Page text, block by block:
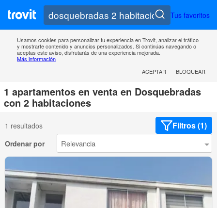
Tus favoritos
Usamos cookies para personalizar tu experiencia en Trovit, analizar el tráfico
y mostrarte contenido y anuncios personalizados. Si continúas navegando o
aceptas este aviso, disfrutarás de una experiencia mejorada.
Más información
ACEPTAR
BLOQUEAR
1 apartamentos en venta en Dosquebradas
con 2 habitaciones
1 resultados Filtros (1)
Ordenar por